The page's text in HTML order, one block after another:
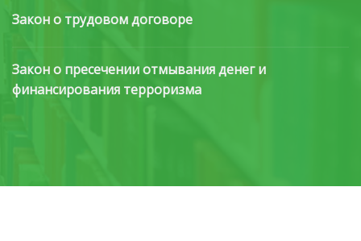
Закон о трудовом договоре
Закон о пресечении отмывания денег и
финансирования терроризма